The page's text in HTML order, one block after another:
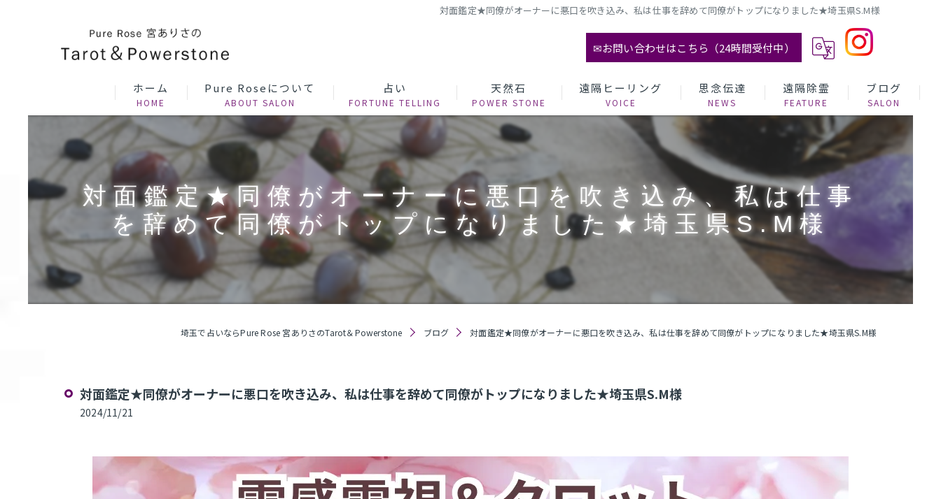
対面鑑定★同僚がオーナーに悪口を吹き込み、私は仕事を辞めて同僚がトップになりました★埼玉県S.M様
✉お問い合わせはこちら（24時間受付中）
ホーム Pure Roseについて 占い 天然石 遠隔ヒーリング 思念伝達 遠隔除霊 ブログ
対面鑑定★同僚がオーナーに悪口を吹き込み、私は仕事
を辞めて同僚がトップになりました★埼玉県S.M様
埼玉で占いならPure Rose 宮ありさのTarot＆Powerstone ブログ 対面鑑定★同僚がオーナーに悪口を吹き込み、私は仕事を辞めて同僚がトップになりました★埼玉県S.M様
対面鑑定★同僚がオーナーに悪口を吹き込み、私は仕事を辞めて同僚がトップになりました★埼玉県S.M様
2024/11/21